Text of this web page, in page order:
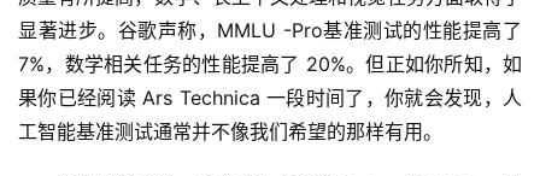
显著进步。谷歌声称，MMLU -Pro基准测试的性能提高了
7%，数学相关任务的性能提高了 20%。但正如你所知，如
果你已经阅读 Ars Technica 一段时间了，你就会发现，人
工智能基准测试通常并不像我们希望的那样有用。